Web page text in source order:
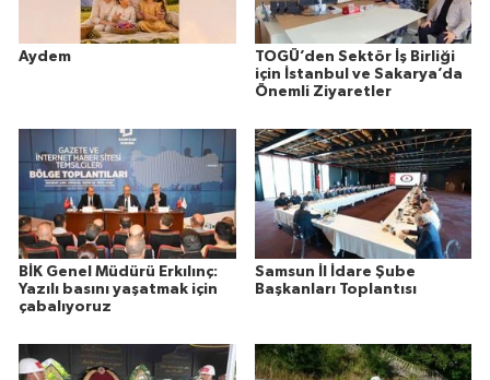
Aydem
TOGÜ’den Sektör İş Birliği
için İstanbul ve Sakarya’da
Önemli Ziyaretler
BİK Genel Müdürü Erkılınç:
Yazılı basını yaşatmak için
çabalıyoruz
Samsun İl İdare Şube
Başkanları Toplantısı